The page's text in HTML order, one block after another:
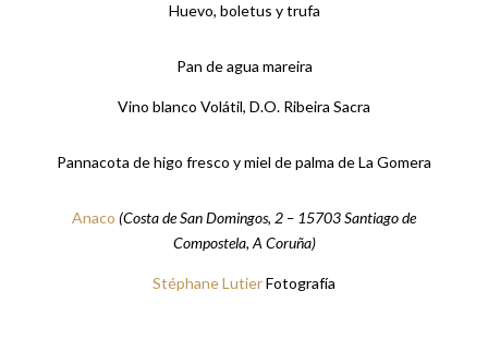
Huevo, boletus y trufa
Pan de agua mareira
Vino blanco Volátil, D.O. Ribeira Sacra
Pannacota de higo fresco y miel de palma de La Gomera
Anaco (Costa de San Domingos, 2 – 15703 Santiago de
Compostela, A Coruña)
Stéphane LutierFotografía